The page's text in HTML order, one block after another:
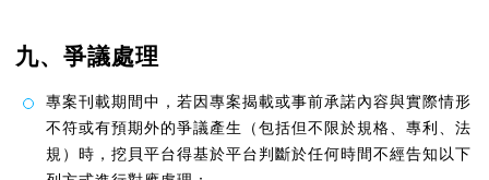
九、爭議處理
專案刊載期間中，若因專案揭載或事前承諾內容與實際情形
不符或有預期外的爭議產生（包括但不限於規格、專利、法
規）時，挖貝平台得基於平台判斷於任何時間不經告知以下